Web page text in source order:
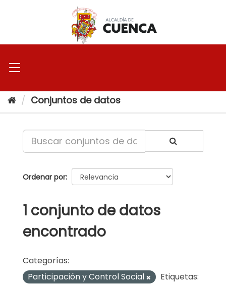
Conjuntos de datos
Ordenar por
1 conjunto de datos
encontrado
Categorías:
Participación y Control Social
Etiquetas: